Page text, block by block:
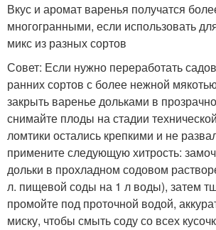
Вкус и аромат варенья получатся
многогранными, если использовать
микс из разных сортов
Совет: Если нужно переработать
ранних сортов с более нежной
закрыть варенье дольками в
снимайте плоды на стадии
ломтики остались крепкими и не
примените следующую хитрость:
дольки в прохладном содовом
л. пищевой соды на 1 л воды), затем
промойте под проточной водой,
миску, чтобы смыть соду со всех